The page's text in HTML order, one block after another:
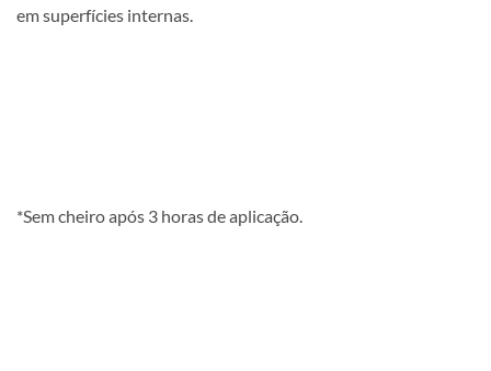
em superfícies internas.
*Sem cheiro após 3 horas de aplicação.